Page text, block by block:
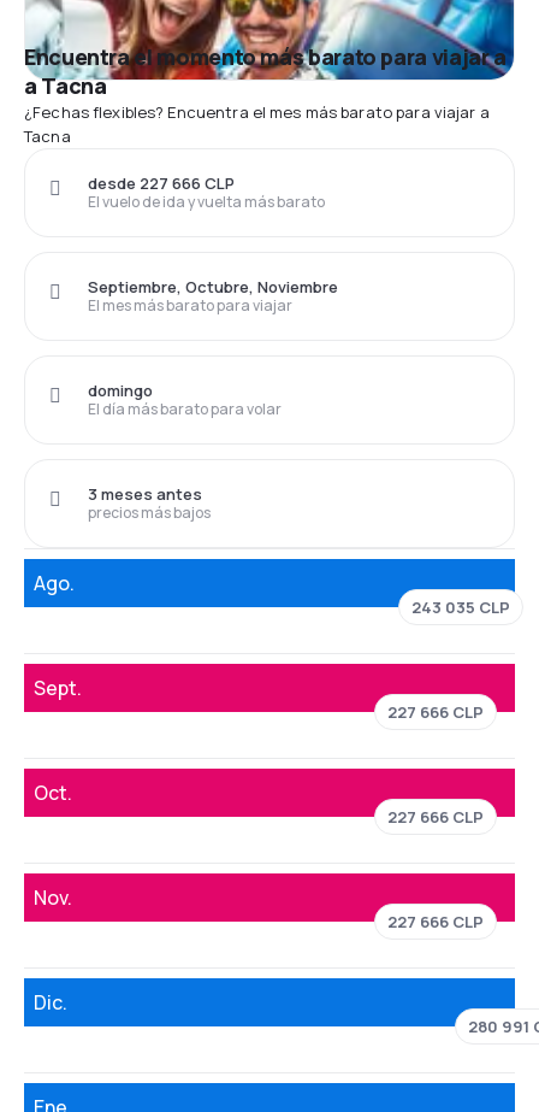
Encuentra el momento más barato para viajar a
a Tacna
¿Fechas flexibles? Encuentra el mes más barato para viajar a
Tacna
El vuelo de ida y vuelta más barato
desde 227 666 CLP
El mes más barato para viajar
Septiembre, Octubre, Noviembre
El día más barato para volar
domingo
precios más bajos
3 meses antes
Ago.
243 035 CLP
Sept.
227 666 CLP
Oct.
227 666 CLP
Nov.
227 666 CLP
Dic.
280 991